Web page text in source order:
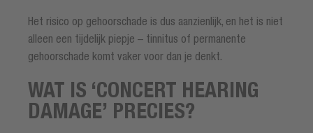
Het risico op gehoorschade is dus aanzienlijk, en het is niet
alleen een tijdelijk piepje – tinnitus of permanente
gehoorschade komt vaker voor dan je denkt.
WAT IS ‘CONCERT HEARING
DAMAGE’ PRECIES?